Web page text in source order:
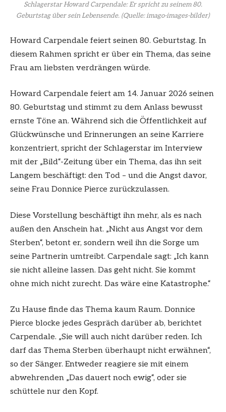
Schlagerstar Howard Carpendale: Er spricht zu seinem 80.
Geburtstag über sein Lebensende. (Quelle: imago-images-bilder)
Howard Carpendale feiert seinen 80. Geburtstag. In
diesem Rahmen spricht er über ein Thema, das seine
Frau am liebsten verdrängen würde.
Howard Carpendale feiert am 14. Januar 2026 seinen
80. Geburtstag und stimmt zu dem Anlass bewusst
ernste Töne an. Während sich die Öffentlichkeit auf
Glückwünsche und Erinnerungen an seine Karriere
konzentriert, spricht der Schlagerstar im Interview
mit der „Bild“-Zeitung über ein Thema, das ihn seit
Langem beschäftigt: den Tod – und die Angst davor,
seine Frau Donnice Pierce zurückzulassen.
Diese Vorstellung beschäftigt ihn mehr, als es nach
außen den Anschein hat. „Nicht aus Angst vor dem
Sterben“, betont er, sondern weil ihn die Sorge um
seine Partnerin umtreibt. Carpendale sagt: „Ich kann
sie nicht alleine lassen. Das geht nicht. Sie kommt
ohne mich nicht zurecht. Das wäre eine Katastrophe.“
Zu Hause finde das Thema kaum Raum. Donnice
Pierce blocke jedes Gespräch darüber ab, berichtet
Carpendale. „Sie will auch nicht darüber reden. Ich
darf das Thema Sterben überhaupt nicht erwähnen“,
so der Sänger. Entweder reagiere sie mit einem
abwehrenden „Das dauert noch ewig“, oder sie
schüttele nur den Kopf.